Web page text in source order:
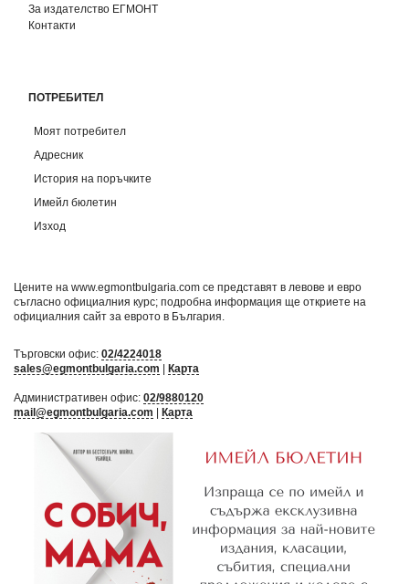
За издателство ЕГМОНТ
Контакти
ПОТРЕБИТЕЛ
Моят потребител
Адресник
История на поръчките
Имейл бюлетин
Изход
Цените на www.egmontbulgaria.com се представят в левове и евро
съгласно официалния курс; подробна информация ще откриете на
официалния сайт за еврото в България
Търговски офис: 02/4224018
sales@egmontbulgaria.com
Карта
Административен офис: 02/9880120
mail@egmontbulgaria.com
Карта